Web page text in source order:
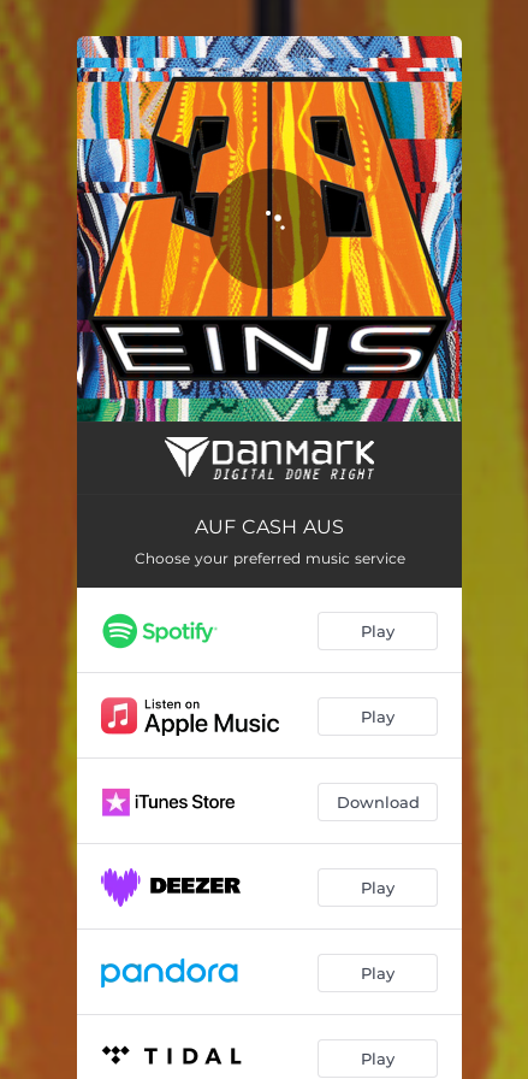
You're all set!
AUF CASH AUS
AUF CASH AUS
Choose your preferred music service
Play
Play
Download
Play
Play
Play